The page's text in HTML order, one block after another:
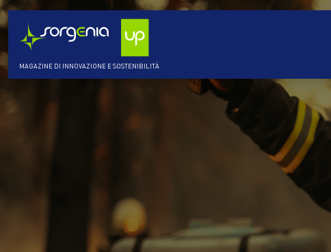
MAGAZINE DI INNOVAZIONE E SOSTENIBILITÀ